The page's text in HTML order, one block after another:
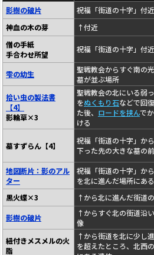
影樹の破片
祝福「街道の十字」付近
神血の木の芽
↑付近
僧の手紙
手合わせ所望
祝福「街道の十字」付近
雫の幼生
聖戦教会からすぐ南の
墓が並ぶ場所
拾い虫の製法書
【4】
影輪草×3
聖戦教会の北にいる弱
をぬくもり石などで回
た後、 ロードを挟んで
ける
墓すずらん【4】
祝福「街道の十字」か
下った先の大きな墓の
地図断片：影のアル
ター
祝福「街道の十字」か
を北に進んだ場所にあ
黒火蝶×3
↑から北に進んだ街道
影樹の破片
↑からすぐ北の街道沿
像
紐付きメスメルの火
脂
↑から街道を北に少し
を超えたところ、北西